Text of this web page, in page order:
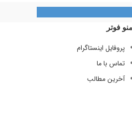
09128884461
09128884461
منو فوتر
پروفایل اینستاگرام
تماس با ما
آخرین مطالب